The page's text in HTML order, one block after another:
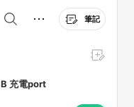
筆記
充電port